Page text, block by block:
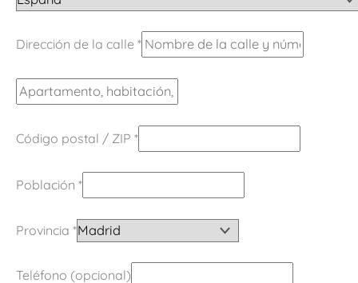
Dirección de la calle *
Código postal / ZIP *
Población *
Provincia *
Teléfono (opcional)